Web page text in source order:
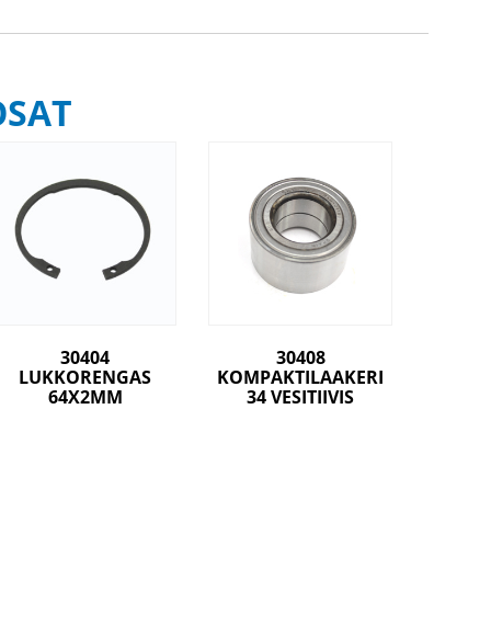
30404
LUKKORENGAS
64X2MM
30408
KOMPAKTILAAKERI
34 VESITIIVIS